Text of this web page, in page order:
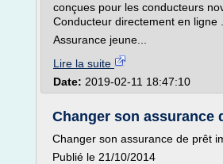
conçues pour les conducteurs
Conducteur directement en ligne .
Assurance jeune...
Lire la suite
Date: 2019-02-11 18:47:10
Changer son assurance
Changer son assurance de prêt
Publié le 21/10/2014